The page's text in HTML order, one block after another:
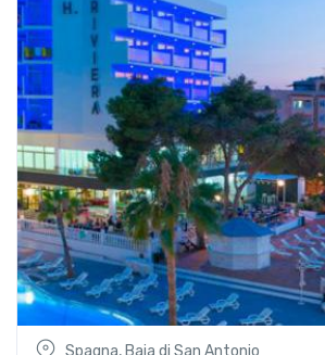
Spagna, Baia di San Antonio